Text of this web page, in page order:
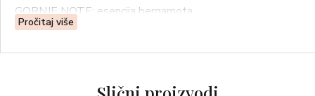
GORNJE NOTE: esencija bergamota
BAZNE NOTE: drvenasti mošus, jantar, esencija smirne
Source¹ je čist miris bez alkohola. Njegova formula nudi
učinkom. Njegova hidratantna baza, napravljena od
Pročitaj više